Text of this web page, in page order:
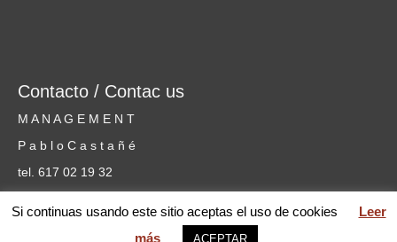
Contacto / Contac us
M A N A G E M E N T
P a b l o C a s t a ñ é
tel. 617 02 19 32
web MARIA PILAR GARCÍA © 2026 Mentoring Music Matters
Si continuas usando este sitio aceptas el uso de cookies
Leer
más
ACEPTAR